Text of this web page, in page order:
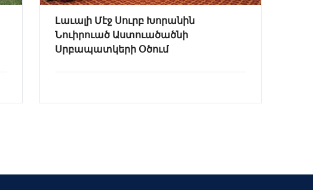
Լաւալի Մէջ Սուրբ Խորանին
Նուիրուած Աստուածածնի
Սրբապատկերի Օծում